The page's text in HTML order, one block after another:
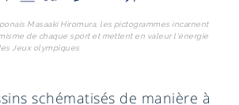
Masaaki Hiromura, les pictogrammes incarnent
de chaque sport et mettent en valeur l'énergie
Jeux olympiques
schématisés de manière à